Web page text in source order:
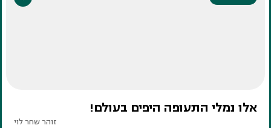
אלו נמלי התעופה היפים בעולם!
זוהר שחר לוי